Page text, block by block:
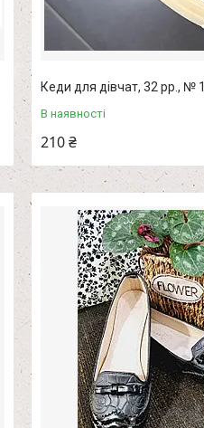
Кеди для дівчат, 32 рр., №
В наявності
210 ₴